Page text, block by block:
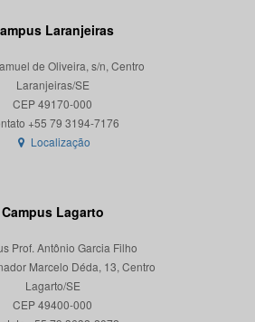
Laranjeiras
de Oliveira, s/n, Centro
Laranjeiras/SE
CEP 49170-000
Localização
Campus Lagarto
Prof. Antônio Garcia Filho
Marcelo Déda, 13, Centro
Lagarto/SE
CEP 49400-000